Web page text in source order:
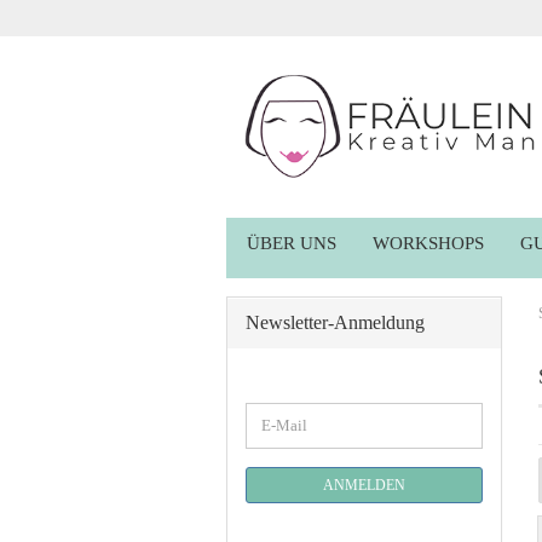
ÜBER UNS WORKSHOPS
Newsletter-Anmeldung
ZUR
ANMELDUNG
E-
Mail
ANMELDEN